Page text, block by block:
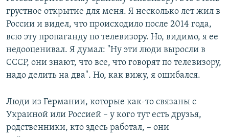
грустное открытие для меня. Я несколько лет жил в
России и видел, что происходило после 2014 года,
всю эту пропаганду по телевизору. Но, видимо, я ее
недооценивал. Я думал: "Ну эти люди выросли в
СССР, они знают, что все, что говорят по телевизору,
надо делить на два". Но, как вижу, я ошибался.
Люди из Германии, которые как-то связаны с
Украиной или Россией – у кого тут есть друзья,
родственники, кто здесь работал, – они